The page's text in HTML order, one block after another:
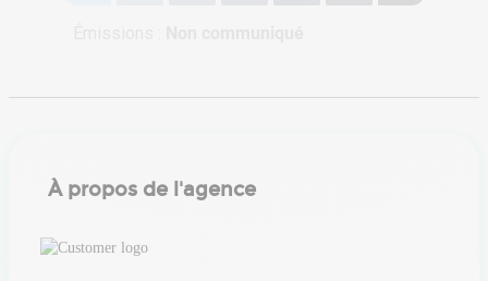
À propos de l'agence